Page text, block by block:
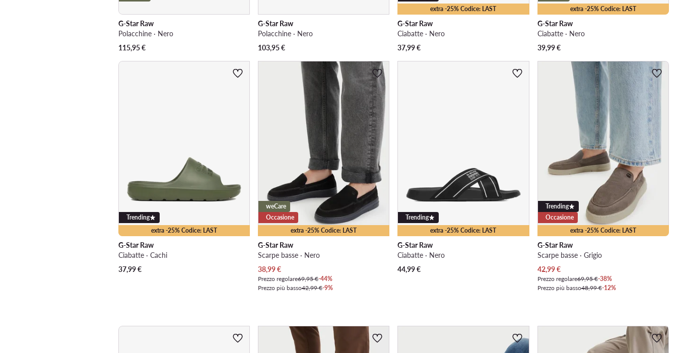
G-Star Raw
Polacchine · Nero
115,95€
G-Star Raw
Polacchine · Nero
103,95€
extra -25% Codice: LAST
G-Star Raw
Ciabatte · Nero
37,99€
extra -25% Codice: LAST
G-Star Raw
Ciabatte · Nero
39,99€
extra -25% Codice: LAST
Trending
G-Star Raw
Ciabatte · Cachi
37,99€
extra -25% Codice: LAST
weCare
Occasione
G-Star Raw
Scarpe basse · Nero
Prezzo attuale
38,99€
Prezzo regolare69,95 €-44%
Prezzo più basso42,99 €-9%
extra -25% Codice: LAST
Trending
G-Star Raw
Ciabatte · Nero
44,99€
extra -25% Codice: LAST
Trending
Occasione
G-Star Raw
Scarpe basse · Grigio
Prezzo attuale
42,99€
Prezzo regolare69,95 €-38%
Prezzo più basso48,99 €-12%